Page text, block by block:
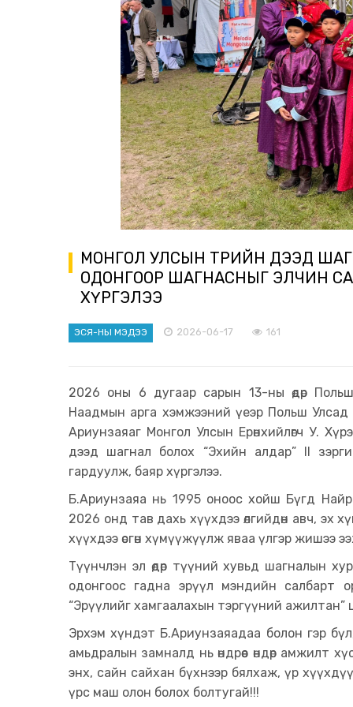
МОНГОЛ УЛСЫН ТӨРИЙН ДЭЭД
ОДОНГООР ШАГНАСНЫГ ЭЛЧИН
ХҮРГЭЛЭЭ
ЭСЯ-НЫ МЭДЭЭ 2026-06-17 161
2026 оны 6 дугаар сарын 13-ны өдөр
Наадмын арга хэмжээний үеэр Польш
Ариунзаяаг Монгол Улсын Ерөнхийлөгч У.
дээд шагнал болох “Эхийн алдар” II
гардуулж, баяр хүргэлээ.
Б.Ариунзаяа нь 1995 оноос хойш Бүгд
2026 онд тав дахь хүүхдээ өлгийдөн авч, эх
хүүхдээ өсгөн хүмүүжүүлж яваа үлгэр жишээ
Түүнчлэн эл өдөр түүний хувьд шагналын
одонгоос гадна эрүүл мэндийн салбарт
“Эрүүлийг хамгаалахын тэргүүний
Эрхэм хүндэт Б.Ариунзаяадаа болон гэр
амьдралын замналд нь өндрөөс өндөр амжилт
энх, сайн сайхан бүхнээр бялхаж, үр
үрс маш олон болох болтугай!!!